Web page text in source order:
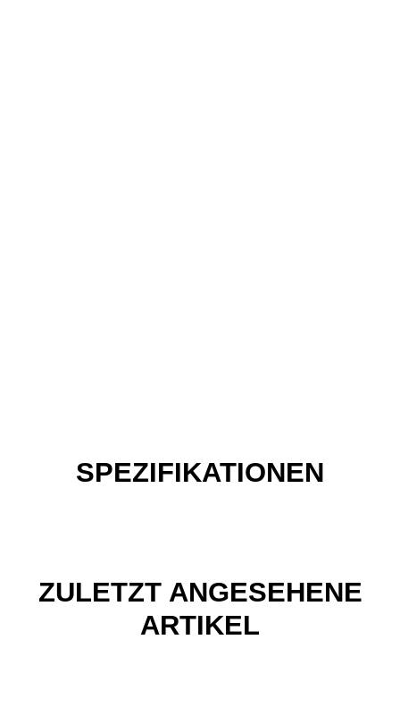
SPEZIFIKATIONEN
ZULETZT ANGESEHENE
ARTIKEL